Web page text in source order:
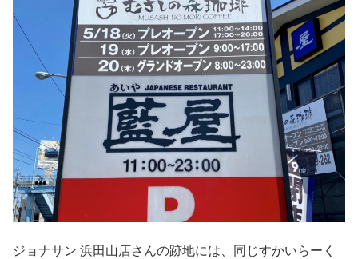
ジョナサン 浜田山店さんの跡地には、同じすかいらーく